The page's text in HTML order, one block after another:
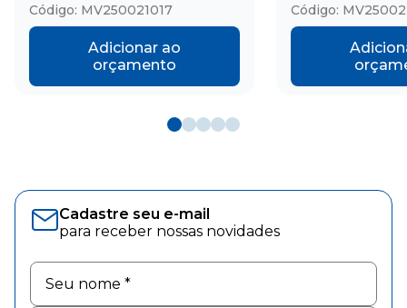
Código: MV250021017
Adicionar ao
orçamento
Código:
Cadastre seu e-mail
para receber nossas novidades